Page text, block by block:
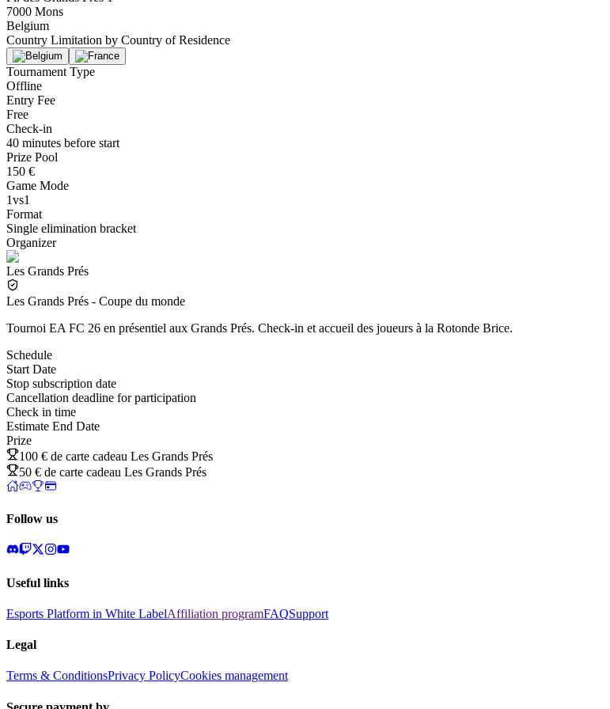
7000 Mons
Belgium
Country Limitation by Country of Residence
Tournament Type
Offline
Entry Fee
Free
Check-in
40 minutes before start
Prize Pool
150 €
Game Mode
1vs1
Format
Single elimination bracket
Organizer
Les Grands Prés
Les Grands Prés - Coupe du monde
Tournoi EA FC 26 en présentiel aux Grands Prés. Check-in et accueil des joueurs à la Rotonde Brice.
Schedule
Start Date
Stop subscription date
Cancellation deadline for participation
Check in time
Estimate End Date
Prize
100 € de carte cadeau Les Grands Prés
50 € de carte cadeau Les Grands Prés
Follow us
Useful links
Esports Platform in White LabelAffiliation programFAQSupport
Legal
Terms & ConditionsPrivacy PolicyCookies management